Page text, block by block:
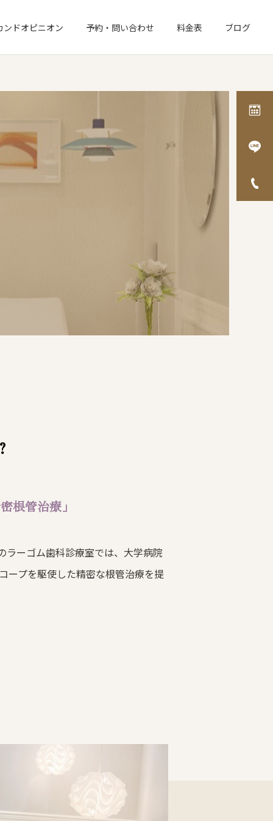
ンドオピニオン 予約・問い合わせ 料金表 ブログ
根管治療」
ラーゴム歯科診療室では、大学病院
ープを駆使した精密な根管治療を提